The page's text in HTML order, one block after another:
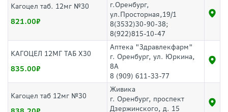
Кагоцел таб. 12мг №30
821.00
г.Оренбург,
ул.Просторная,19/1
8(3532)30-90-38;
8(922)815-10-47
КАГОЦЕЛ 12МГ ТАБ Х30
835.00
Аптека "Здравлекфарм"
г. Оренбург, ул. Юркина,
8А
8 (909) 611-33-77
Кагоцел таб 12мг №30
Живика
г. Оренбург, проспект
Дзержинского, д. 15